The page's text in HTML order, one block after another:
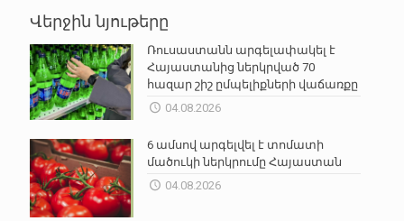
Վերջին նյութերը
Ռուսաստանն արգելափակել է
Հայաստանից ներկրված 70
հազար շիշ ըմպելիքների վաճառքը
04.08.2026
6 ամսով արգելվել է տոմատի
մածուկի ներկրումը Հայաստան
04.08.2026